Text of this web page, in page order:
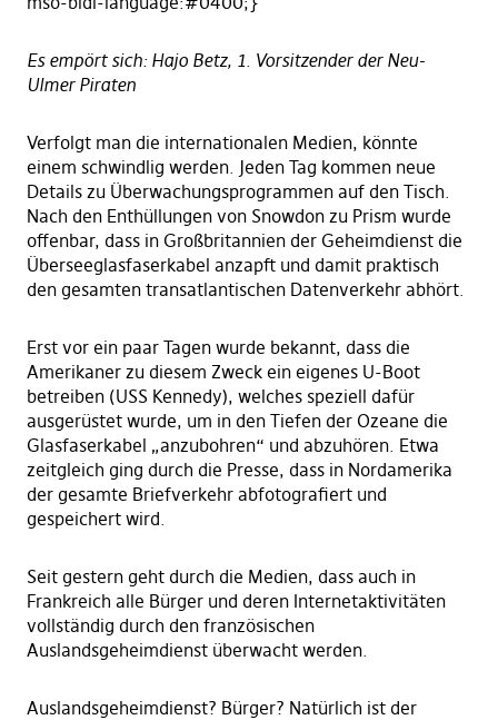
Es empört sich: Hajo Betz, 1. Vorsitzender der Neu-
Ulmer Piraten
Verfolgt man die internationalen Medien, könnte
einem schwindlig werden. Jeden Tag kommen neue
Details zu Überwachungsprogrammen auf den Tisch.
Nach den Enthüllungen von Snowdon zu Prism wurde
offenbar, dass in Großbritannien der Geheimdienst die
Überseeglasfaserkabel anzapft und damit praktisch
den gesamten transatlantischen Datenverkehr abhört.
Erst vor ein paar Tagen wurde bekannt, dass die
Amerikaner zu diesem Zweck ein eigenes U-Boot
betreiben (USS Kennedy), welches speziell dafür
ausgerüstet wurde, um in den Tiefen der Ozeane die
Glasfaserkabel „anzubohren“ und abzuhören. Etwa
zeitgleich ging durch die Presse, dass in Nordamerika
der gesamte Briefverkehr abfotografiert und
gespeichert wird.
Seit gestern geht durch die Medien, dass auch in
Frankreich alle Bürger und deren Internetaktivitäten
vollständig durch den französischen
Auslandsgeheimdienst überwacht werden.
Auslandsgeheimdienst? Bürger? Natürlich ist der